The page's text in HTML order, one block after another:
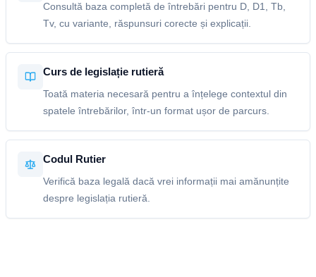
Consultă baza completă de întrebări pentru D, D1, Tb,
Tv, cu variante, răspunsuri corecte și explicații.
Curs de legislație rutieră
Toată materia necesară pentru a înțelege contextul din
spatele întrebărilor, într-un format ușor de parcurs.
Codul Rutier
Verifică baza legală dacă vrei informații mai amănunțite
despre legislația rutieră.